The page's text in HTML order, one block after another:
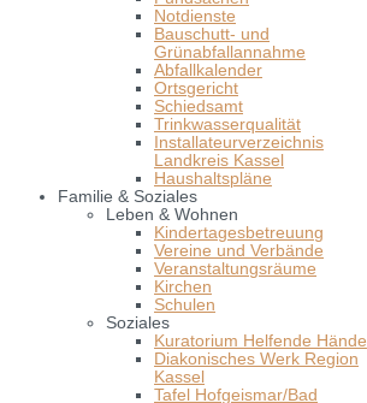
Notdienste
Bauschutt- und
Grünabfallannahme
Abfallkalender
Ortsgericht
Schiedsamt
Trinkwasserqualität
Installateurverzeichnis
Landkreis Kassel
Haushaltspläne
Familie & Soziales
Leben & Wohnen
Kindertagesbetreuung
Vereine und Verbände
Veranstaltungsräume
Kirchen
Schulen
Soziales
Kuratorium Helfende Hände
Diakonisches Werk Region
Kassel
Tafel Hofgeismar/Bad